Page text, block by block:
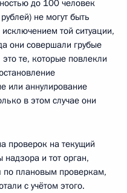
до 100 человек
не могут быть
той ситуации,
они совершали грубые
те, которые повлекли
или аннулирование
в этом случае они
проверок на текущий
и тот орган,
по плановым проверкам,
с учётом этого.